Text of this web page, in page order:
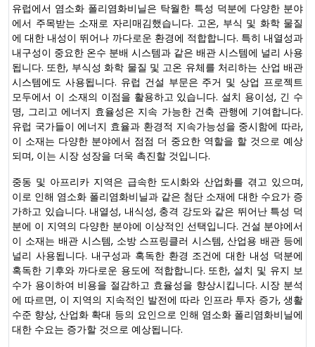
유럽에서 염소화 폴리염화비닐은 탁월한 특성 덕분에 다양한 분야
에서 주목받는 소재로 자리매김했습니다. 고온, 부식 및 화학 물질
에 대한 내성이 뛰어나 까다로운 환경에 적합합니다. 특히 내열성과
내구성이 중요한 온수 분배 시스템과 같은 배관 시스템에 널리 사용
됩니다. 또한, 부식성 화학 물질 및 고온 유체를 처리하는 산업 배관
시스템에도 사용됩니다. 유럽 건설 부문은 주거 및 상업 프로젝트
모두에서 이 소재의 이점을 활용하고 있습니다. 설치 용이성, 긴 수
명, 그리고 에너지 효율성은 지속 가능한 건축 관행에 기여합니다.
유럽 ​​국가들이 에너지 효율과 환경적 지속가능성을 중시함에 따라,
이 소재는 다양한 분야에서 점점 더 중요한 역할을 할 것으로 예상
되며, 이는 시장 성장을 더욱 촉진할 것입니다.
중동 및 아프리카 지역은 급속한 도시화와 산업화를 겪고 있으며,
이로 인해 염소화 폴리염화비닐과 같은 첨단 소재에 대한 수요가 증
가하고 있습니다. 내열성, 내식성, 충격 강도와 같은 뛰어난 특성 덕
분에 이 지역의 다양한 분야에 이상적인 선택입니다. 건설 분야에서
이 소재는 배관 시스템, 소방 스프링클러 시스템, 산업용 배관 등에
널리 사용됩니다. 내구성과 혹독한 환경 조건에 대한 내성 덕분에
혹독한 기후와 까다로운 용도에 적합합니다. 또한, 설치 및 유지 보
수가 용이하여 비용을 절감하고 효율성을 향상시킵니다. 시장 분석
에 따르면, 이 지역의 지속적인 발전에 따라 인프라 투자 증가, 생활
수준 향상, 산업화 확대 등의 요인으로 인해 염소화 폴리염화비닐에
대한 수요는 증가할 것으로 예상됩니다.